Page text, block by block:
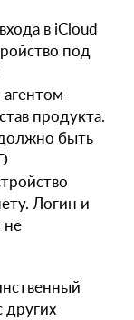
в iCloud
под
продукта.
быть
Логин и
не
других